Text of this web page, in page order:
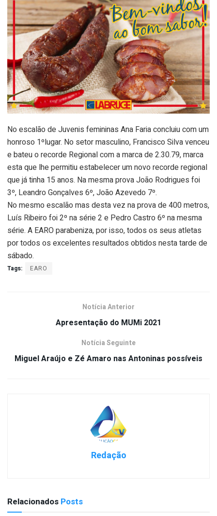
No escalão de Juvenis femininas Ana Faria concluiu com um
honroso 1ºlugar. No setor masculino, Francisco Silva venceu
e bateu o recorde Regional com a marca de 2.30.79, marca
esta que lhe permitiu estabelecer um novo recorde regional
que já tinha 15 anos. Na mesma prova João Rodrigues foi
3º, Leandro Gonçalves 6º, João Azevedo 7º.
No mesmo escalão mas desta vez na prova de 400 metros,
Luís Ribeiro foi 2º na série 2 e Pedro Castro 6º na mesma
série. A EARO parabeniza, por isso, todos os seus atletas
por todos os excelentes resultados obtidos nesta tarde de
sábado.
Tags: EARO
Notícia Anterior
Apresentação do MUMi 2021
Notícia Seguinte
Miguel Araújo e Zé Amaro nas Antoninas possíveis
Redação
Relacionados Posts